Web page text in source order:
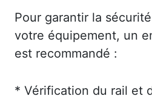
Pour garantir la
votre équipement, un
est recommandé :
* Vérification du rail et